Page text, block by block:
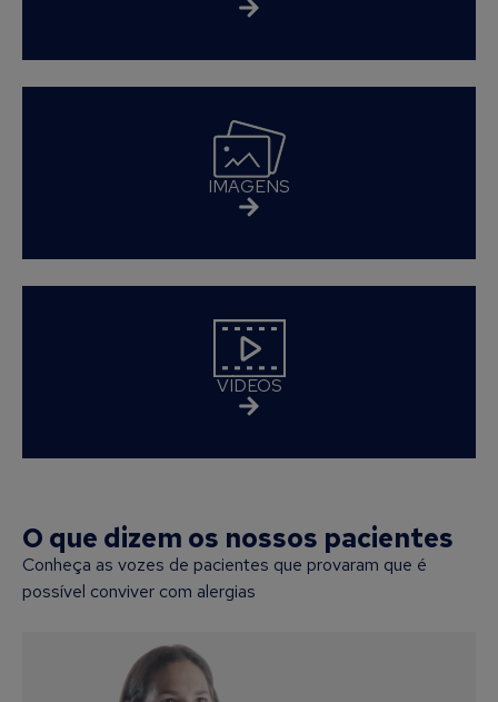
IMAGENS
VÍDEOS
O que dizem os nossos pacientes
Conheça as vozes de pacientes que provaram que é
possível conviver com alergias